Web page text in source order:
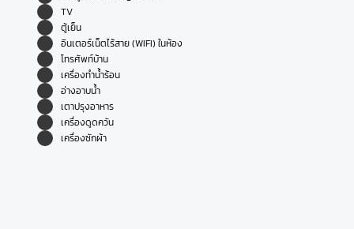
TV
ตู้เย็น
อินเตอร์เน็ตไร้สาย (WIFI) ในห้อง
โทรศัพท์บ้าน
เครื่องทำน้ำร้อน
อ่างอาบน้ำ
เตาปรุงอาหาร
เครื่องดูดควัน
เครื่องซักผ้า